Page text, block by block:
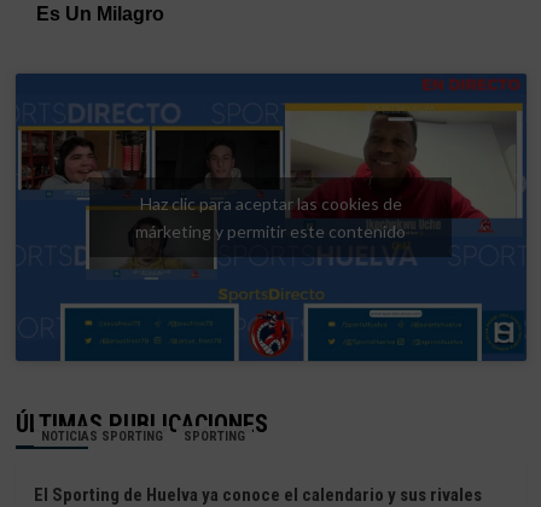
Haz clic para aceptar las cookies de
márketing y permitir este contenido
ÚLTIMAS PUBLICACIONES
NOTICIAS SPORTING SPORTING
El Sporting de Huelva ya conoce el calendario y sus rivales